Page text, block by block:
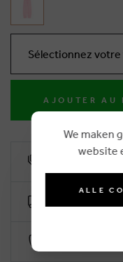
Sélectionnez votre
AJOUTER AU
We maken
website
ALLE